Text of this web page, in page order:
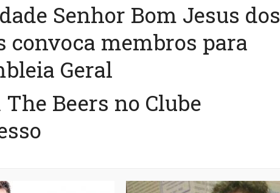
Senhor Bom Jesus dos
convoca membros para
Geral
The Beers no Clube